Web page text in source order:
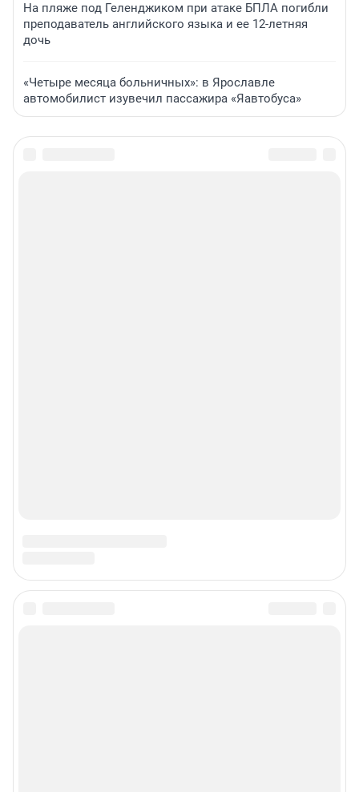
На пляже под Геленджиком при атаке БПЛА погибли
преподаватель английского языка и ее 12-летняя
дочь
«Четыре месяца больничных»: в Ярославле
автомобилист изувечил пассажира «Яавтобуса»